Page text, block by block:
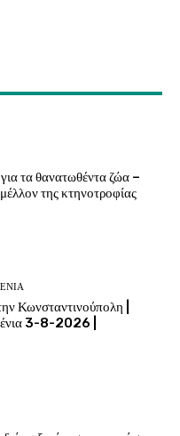
τα θανατωθέντα ζώα –
της κτηνοτροφίας
Κωνσταντινούπολη |
3-8-2026 |